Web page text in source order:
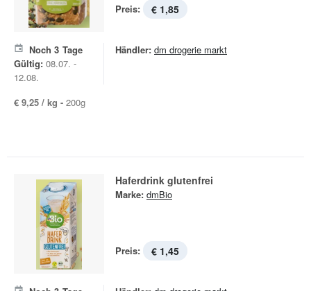
Preis: € 1,85
Noch 3 Tage
Gültig: 08.07. -
12.08.
Händler: dm drogerie markt
€ 9,25 / kg - 200g
Haferdrink glutenfrei
Marke: dmBio
Preis: € 1,45